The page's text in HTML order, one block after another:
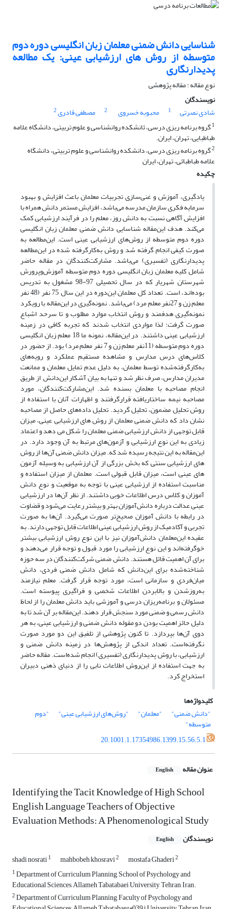
شناسایی دانش ضمنی معلمان زبان انگلیسی دوره دوم
متوسطه از روش های ارزشیابی عینی: یک مطالعه
پدیدارنگاری
نوع مقاله : مقاله پژوهشی
نویسندگان
شادی نصرتی
1 محبوبه خسروی 2 مصطفی قادری2
1گروه برنامه ریزی درسی، ئانشکده روانشناسی و علوم تربیتی، دانشگاه علامه
طباطبایی، تهران، ایران.
2گروه برنامه ریزی درسی، دانشکده روانشناسی و علوم تربیتی، دانشگاه
علامه طباطبائی، تهران، ایران
چکیده
یادگیری، آموزش و غنی‌سازی تجربیات معلمان باعث افزایش و بهبود
سرمایه فکری سازمان مدرسه می‌باشد، افزایش مستمر دانش همراه با
افزایش آگاهی نسبت به دانش روز، معلم را در فرآیند ارزشیابی کمک
می‌کند. هدف این‌مقاله شناسایی دانش ضمنی معلمان زبان انگلیسی
دوره‌ دوم متوسطه از روش‌های ارزشیابی عینی است. این‌مطالعه به
صورت کیفی انجام گرفته شد و روش به‌کارگرفته شده در این‌مطالعه
پدیدارنگاری (تفسیری) می‌باشد. مشارکت‌کنندگان در مقاله حاضر
شامل کلیه معلمان زبان انگلیسی دوره دوم متوسطه آموزش‌و‌پرورش
شهرستان شهریار که در سال تحصیلی 97-98 مشغول به تدریس
بوده‌اند، است. تعداد کل معلمان این‌دوره در این سال 75 نفر (48 نفر
معلم زن و 27نفر معلم مرد) می‌باشد. نمونه‌گیری در این‌مقاله با رویکرد
نمونه‌گیری هدفمند و روش انتخاب موارد مطلوب و تا سرحد اشباع
صورت گرفت؛ لذا مواردی انتخاب شدند که تجربه کافی در زمینه
ارزشیابی عینی داشتند. در این‌مقاله، نمونه ما 18 معلم زبان انگلیسی
دوره دوم متوسطه (11نفر معلم زن و 7 نفر معلم مرد) بود. از حضور در
کلاس‌های درس مدارس و مشاهده مستقیم عملکرد و رویه‌های
به‌کار‌گرفته‌شده توسط معلمان، به دلیل عدم تمایل معلمان و ممانعت
مدیران مدارس، صرف نظر شد و تنها به بیان آشکار این‌دانش از طریق
انجام مصاحبه با معلمان بسنده شد. این‌مشارکت‌کنندگان، مورد
مصاحبه نیمه ‌ساختاریافته قرار‌گرفتند و اظهارات آنان با استفاده از
روش تحلیل مضمون، تحلیل گردید. تحلیل داده‌های حاصل از مصاحبه
نشان داد که دانش ضمنی معلمان از روش های ارزشیابی عینی، میزان
قابل توجهی از دانش ارزشیابی ضمنی معلمان را شکل می دهد و اعتماد
زیادی به این نوع ارزشیابی و آزمون‌های مرتبط به آن وجود دارد. در
این‌مقاله به این نتیجه رسیده شد که. میزان دانش ضمنی آن‌ها از روش
های ارزشیابی سنتی که بخش بزرگی از آن ارزشیابی به وسیله آزمون
های عینی است، میزان قابل قبولی است. معلمان از میزان استفاده و
مناسبت استفاده از ارزشیابی عینی با توجه به موقعیت و نوع دانش
آموزان و کلاس درس اطلاعات خوبی داشتند. از نظر آن‌ها در ارزشیابی
عینی عدالت درباره دانش‌آموزان بهتر و بیشتر رعایت می‌شود و قضاوت
در رابطه با دانش آموزان صحیح‌تر صورت می‌گیرد. آن‌ها به صورت
تجربی و آکادمیک از روش ارزشیابی عینی اطلاعات قابل توجهی دارند. به
عقیده این‌معلمان دانش‌آموزان نیز با این‌ نوع روش ارزشیابی بیشتر
خوگرفته‌اند و این نوع ارزشیابی را مورد قبول و توجه قرار می‌دهند و
برای آن اهمیت قائل هستند. دانش ضمنی شرکت‌کنندگان در سه حوزه
شناخته‌شده برای این‌دانش که شامل دانش ضمنی فردی، دانش
میان‌فردی و سازمانی است، مورد توجه قرار گرفت. معلم نیازمند
به‌روز‌شدن و بالا‌بردن اطلاعات شخصی و فراگیری پیوسته است.
مسئولان و برنامه‌ریزان درسی و آموزشی باید دانش معلمان را از لحاظ
دانش رسمی و ضمنی مورد سنجش قرار دهند. این‌مقاله بر آن شد تا به
دلیل حائز اهمیت بودن دو مقوله دانش ضمنی و ارزشیابی عینی، به هر
دوی آن‌ها بپردازد. تا کنون پژوهشی از تلفیق این دو مورد صورت
نگرفته‌است. تعداد اندکی از پژوهش‌ها در زمینه دانش ضمنی و
ارزشیابی، با روش پدیدارنگاری (تفسیری) انجام شده‌است. مقاله حاضر
به جهت استفاده از این‌روش اطلاعات نابی را از دنیای ذهنی دبیران
استخراج کرد.
کلیدواژه‌ها
"دانش ضمنی"
"معلمان" "روش‌های ارزشیابی عینی" "دوم
متوسطه"
20.1001.1.17354986.1399.15.56.5.1
عنوان مقاله English
Identifying the Tacit Knowledge of High School
English Language Teachers of Objective
Evaluation Methods: A Phenomenological Study
نویسندگان English
shadi nosrati1 mahbobeh khosravi2 mostafa Ghaderi2
1Department of Curriculum Planning, School of Psychology and
Educational Sciences, Allameh Tabatabaei University, Tehran, Iran.
2Department of Curriculum Planning, Faculty of Psychology and